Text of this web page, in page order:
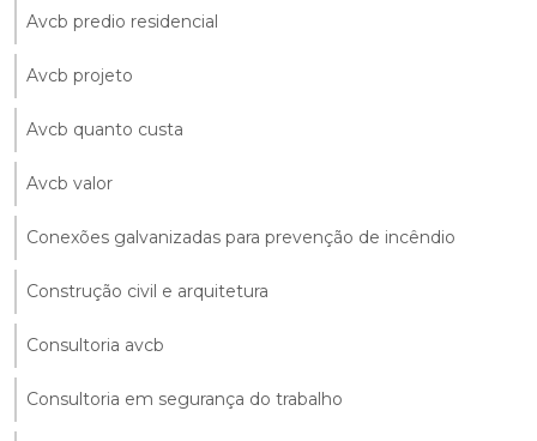
Avcb predio residencial
Avcb projeto
Avcb quanto custa
Avcb valor
Conexões galvanizadas para prevenção de incêndio
Construção civil e arquitetura
Consultoria avcb
Consultoria em segurança do trabalho